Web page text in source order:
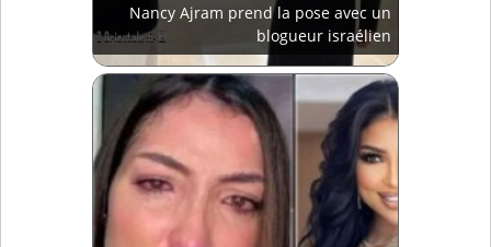
Nancy Ajram prend la pose avec un
blogueur israélien